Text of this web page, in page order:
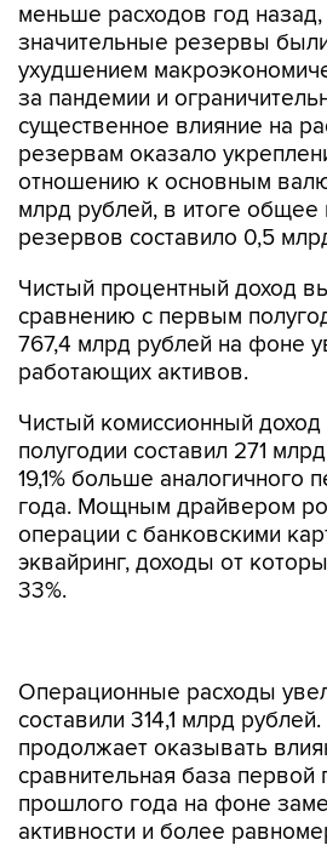
меньше расходов год назад,
значительные резервы
ухудшением
за пандемии и
существенное влияние на
резервам оказало
отношению к основным
млрд рублей, в итоге общее
резервов составило 0,5
Чистый процентный доход
сравнению с первым
767,4 млрд рублей на фоне
работающих активов.
Чистый комиссионный
полугодии составил 271
19,1% больше аналогичного
года. Мощным драйвером
операции с банковскими
эквайринг, доходы от
33%.
продолжает оказывать
сравнительная база первой
прошлого года на фоне
активности и более
календаризация расходов в
Отношение расходов к